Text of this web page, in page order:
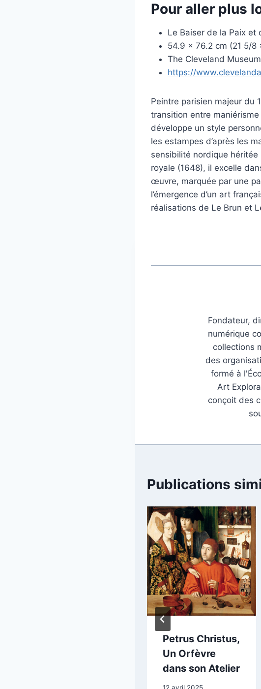
Pour aller plus
Le Baiser de la Paix et
54.9 x 76.2 cm (21 5/8
The Cleveland
https://
Peintre parisien majeur du
transition entre
développe un style
les estampes d’après les
sensibilité nordique
royale (1648), il excelle
œuvre, marquée par une
l’émergence d’un art
réalisations de Le Brun et
Fondateur,
numérique
collections
des
formé à
Art
conçoit des
Publications
Petrus Christus,
Un Orfèvre
dans son Atelier